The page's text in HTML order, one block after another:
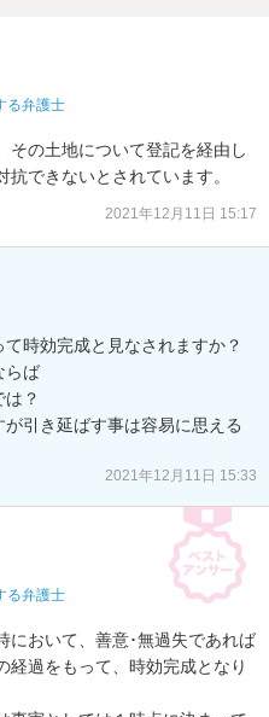
る弁護士
その土地について登記を経由し
できないとされています。
2021年12月11日 15:17
時効完成と見なされますか？
らば
？
引き延ばす事は容易に思える
2021年12月11日 15:33
る弁護士
において、善意･無過失であれば
経過をもって、時効完成となり